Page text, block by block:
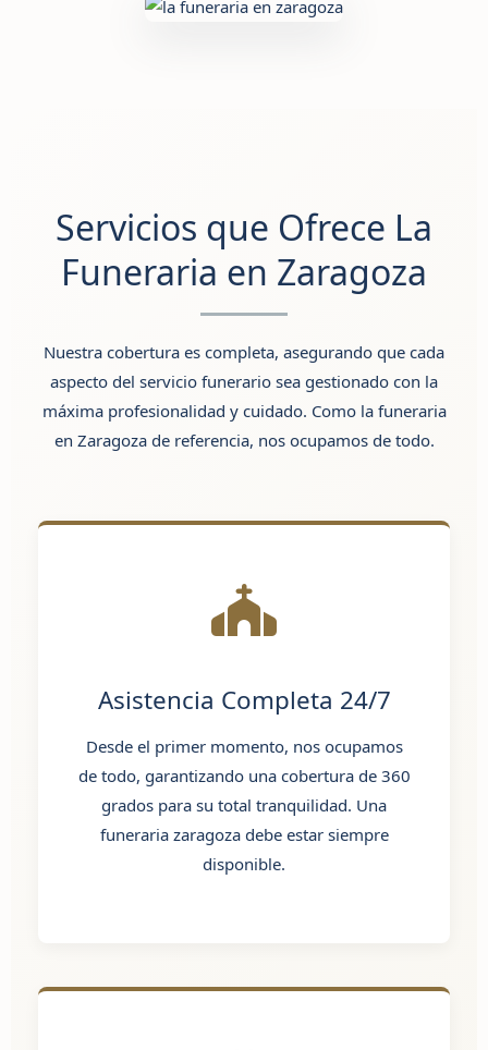
Servicios que Ofrece La
Funeraria en Zaragoza
Nuestra cobertura es completa, asegurando que cada
aspecto del servicio funerario sea gestionado con la
máxima profesionalidad y cuidado. Como la funeraria
en Zaragozade referencia, nos ocupamos de todo.
Asistencia Completa 24/7
Desde el primer momento, nos ocupamos
de todo, garantizando una cobertura de 360
grados para su total tranquilidad. Una
funeraria zaragozadebe estar siempre
disponible.